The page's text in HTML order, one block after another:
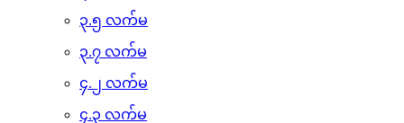
၃.၅ လက်မ
၃.၇ လက်မ
၄.၂ လက်မ
၄.၃ လက်မ